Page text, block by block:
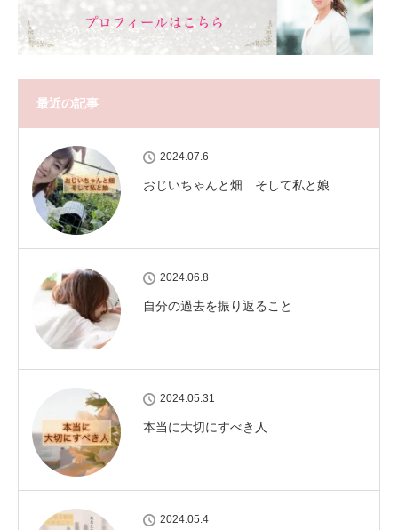
最近の記事
2024.07.6
おじいちゃんと畑 そして私と娘
2024.06.8
自分の過去を振り返ること
2024.05.31
本当に大切にすべき人
2024.05.4